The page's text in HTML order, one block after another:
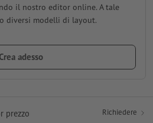
il nostro editor online. A tale
diversi modelli di layout.
adesso
prezzo Richiedere